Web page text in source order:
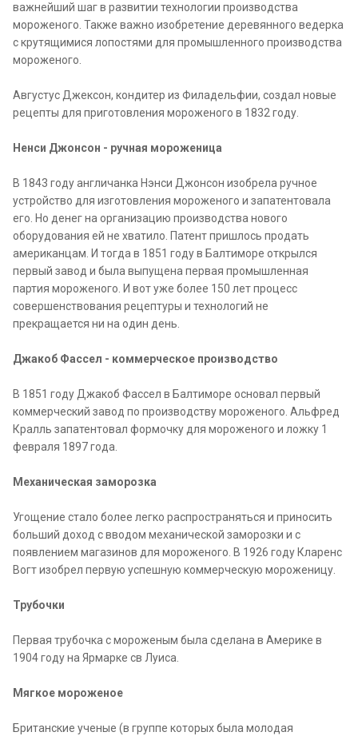
важнейший шаг в развитии технологии производства
мороженого. Также важно изобретение деревянного ведерка
с крутящимися лопостями для промышленного производства
мороженого.
Августус Джексон, кондитер из Филадельфии, создал новые
рецепты для приготовления мороженого в 1832 году.
Ненси Джонсон - ручная мороженица
В 1843 году англичанка Нэнси Джонсон изобрела ручное
устройство для изготовления мороженого и запатентовала
его. Но денег на организацию производства нового
оборудования ей не хватило. Патент пришлось продать
американцам. И тогда в 1851 году в Балтиморе открылся
первый завод и была выпущена первая промышленная
партия мороженого. И вот уже более 150 лет процесс
совершенствования рецептуры и технологий не
прекращается ни на один день.
Джакоб Фассел - коммерческое производство
В 1851 году Джакоб Фассел в Балтиморе основал первый
коммерческий завод по производству мороженого. Альфред
Кралль запатентовал формочку для мороженого и ложку 1
февраля 1897 года.
Механическая заморозка
Угощение стало более легко распространяться и приносить
больший доход с вводом механической заморозки и с
появлением магазинов для мороженого. В 1926 году Кларенс
Вогт изобрел первую успешную коммерческую мороженицу.
Трубочки
Первая трубочка с мороженым была сделана в Америке в
1904 году на Ярмарке св Луиса.
Мягкое мороженое
Британские ученые (в группе которых была молодая